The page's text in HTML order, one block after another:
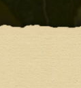
Ein